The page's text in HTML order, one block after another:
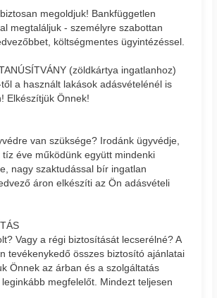
megoldjuk! Bankfüggetlen
megtaláljuk - személyre szabottan
költségmentes ügyintézéssel.
(zöldkártya ingatlanhoz)
a használt lakások adásvételénél is
Elkészítjük Önnek!
van szüksége? Irodánk ügyvédje,
éve működünk együtt mindenki
nagy szaktudással bír ingatlan
áron elkészíti az Ön adásvételi
Vagy a régi biztosítását lecserélné? A
tevékenykedő összes biztosító ajánlatai
Önnek az árban és a szolgáltatás
megfelelőt. Mindezt teljesen